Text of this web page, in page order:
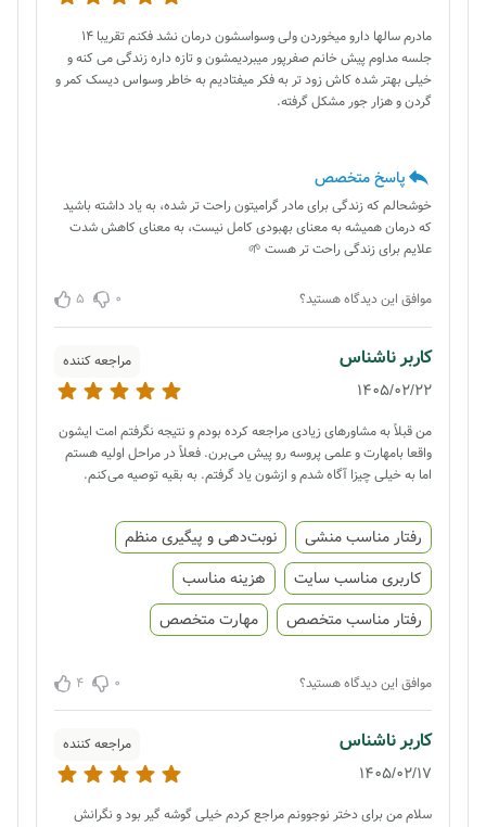
مادرم سالها دارو میخوردن ولی وسواسشون درمان نشد فکنم تقریبا ۱۴
جلسه مداوم پیش خانم صفرپور میبردیمشون و تازه داره زندگی می کنه و
خیلی بهتر شده کاش زود تر به فکر میفتادیم به خاطر وسواس دیسک کمر و
گردن و هزار جور مشکل گرفته.
پاسخ متخصص
خوشحالم که زندگی برای مادر گرامیتون راحت تر شده، به یاد داشته باشید
که درمان همیشه به معنای بهبودی کامل نیست، به معنای کاهش شدت
علایم برای زندگی راحت تر هست 🌱
موافق این دیدگاه هستید؟ 0
5
کاربر ناشناس مراجعه کننده
1405/02/22
من قبلاً به مشاورهای زیادی مراجعه کرده بودم و نتیجه نگرفتم امت ایشون
واقعا بامهارت و علمی پروسه رو پیش می‌برن. فعلاً در مراحل اولیه هستم
اما به خیلی چیزا آگاه شدم و ازشون یاد گرفتم. به بقیه توصیه می‌کنم.
رفتار مناسب منشی
نوبت‌دهی و پیگیری منظم
کاربری مناسب سایت
هزینه مناسب
رفتار مناسب متخصص
مهارت متخصص
موافق این دیدگاه هستید؟ 0
4
کاربر ناشناس مراجعه کننده
1405/02/17
سلام من برای دختر نوجوونم مراجع کردم خیلی گوشه گیر بود و نگرانش